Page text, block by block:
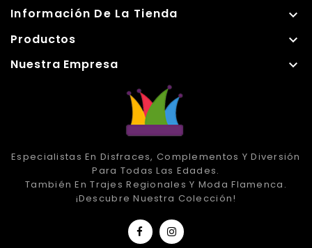
Información De La Tienda 
Productos 
Nuestra Empresa 
Especialistas En Disfraces, Complementos Y Diversión
Para Todas Las Edades.
También En Trajes Regionales Y Moda Flamenca.
¡Descubre Nuestra Colección!